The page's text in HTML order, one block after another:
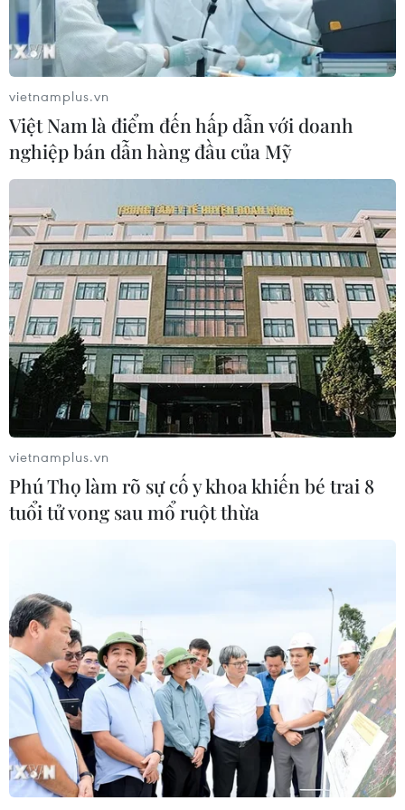
Đông Nam Bộ, Tây Nguyên: Diện tích
trồng sầu riêng tăng nhanh
26/11/2023 02:22
Theo Bộ Nông nghiệp và Phát triển Nông thôn, hiện diện
tích trồng sầu riêng cả nước ước đạt 110.000ha, tăng
hơn 24% mỗi năm. Đây là tỷ lệ tăng cao nhất trong các
loại cây trồng chủ lực hiện nay.
Cảnh báo nguy cơ cao sạt lở bờ biển ở khu
vực Trung Bộ và Đông Nam Bộ
17/11/2023 09:22
Trong khoảng thời gian từ nay đến tháng 2/2024, trên
vietnamplus.vn
Việt Nam là điểm đến hấp dẫn với doanh
nghiệp bán dẫn hàng đầu của Mỹ
vietnamplus.vn
Phú Thọ làm rõ sự cố y khoa khiến bé trai 8
tuổi tử vong sau mổ ruột thừa